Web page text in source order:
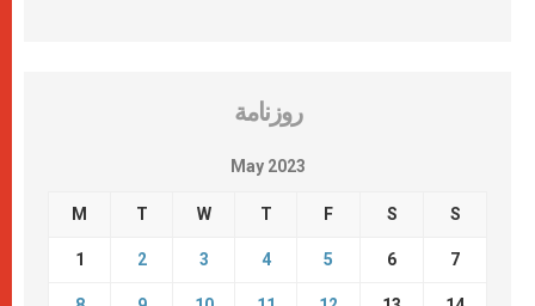
روزنامة
May 2023
M T W T F S S
1 2 3 4 5 6 7